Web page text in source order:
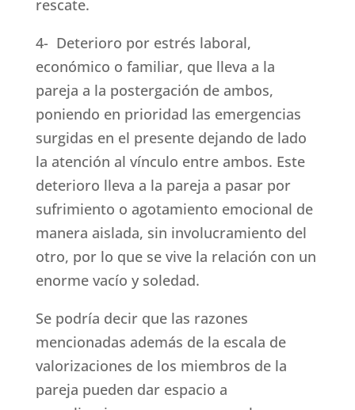
rescate.
4- Deterioro por estrés laboral,
económico o familiar, que lleva a la
pareja a la postergación de ambos,
poniendo en prioridad las emergencias
surgidas en el presente dejando de lado
la atención al vínculo entre ambos. Este
deterioro lleva a la pareja a pasar por
sufrimiento o agotamiento emocional de
manera aislada, sin involucramiento del
otro, por lo que se vive la relación con un
enorme vacío y soledad.
Se podría decir que las razones
mencionadas además de la escala de
valorizaciones de los miembros de la
pareja pueden dar espacio a